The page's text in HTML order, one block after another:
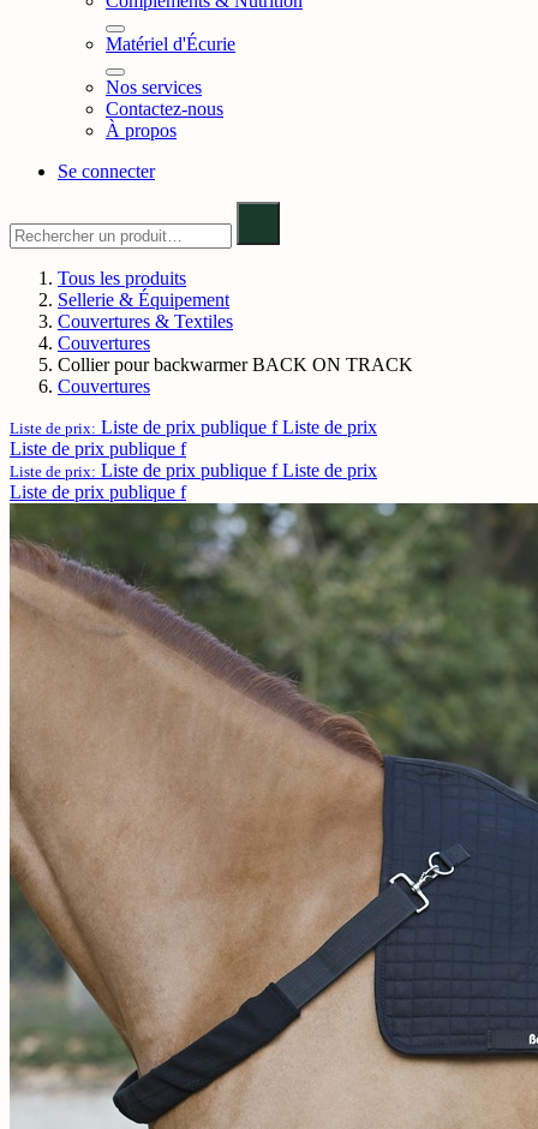
Matériel d'Écurie
Nos services
Contactez-nous
À propos
Se connecter
Tous les produits
Sellerie & Équipement
Couvertures & Textiles
Couvertures
Collier pour backwarmer BACK ON TRACK
Couvertures
Liste de prix: Liste de prix publique f Liste de prix
Liste de prix publique f
Liste de prix: Liste de prix publique f Liste de prix
Liste de prix publique f